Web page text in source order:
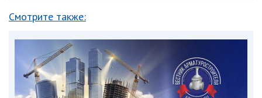
Смотрите также: